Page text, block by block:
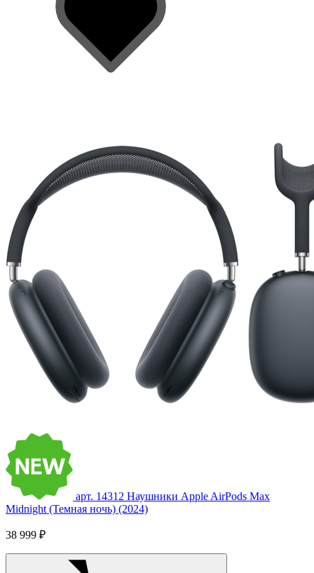
арт. 14312 Наушники Apple AirPods Max
Midnight (Темная ночь) (2024)
38 999 ₽